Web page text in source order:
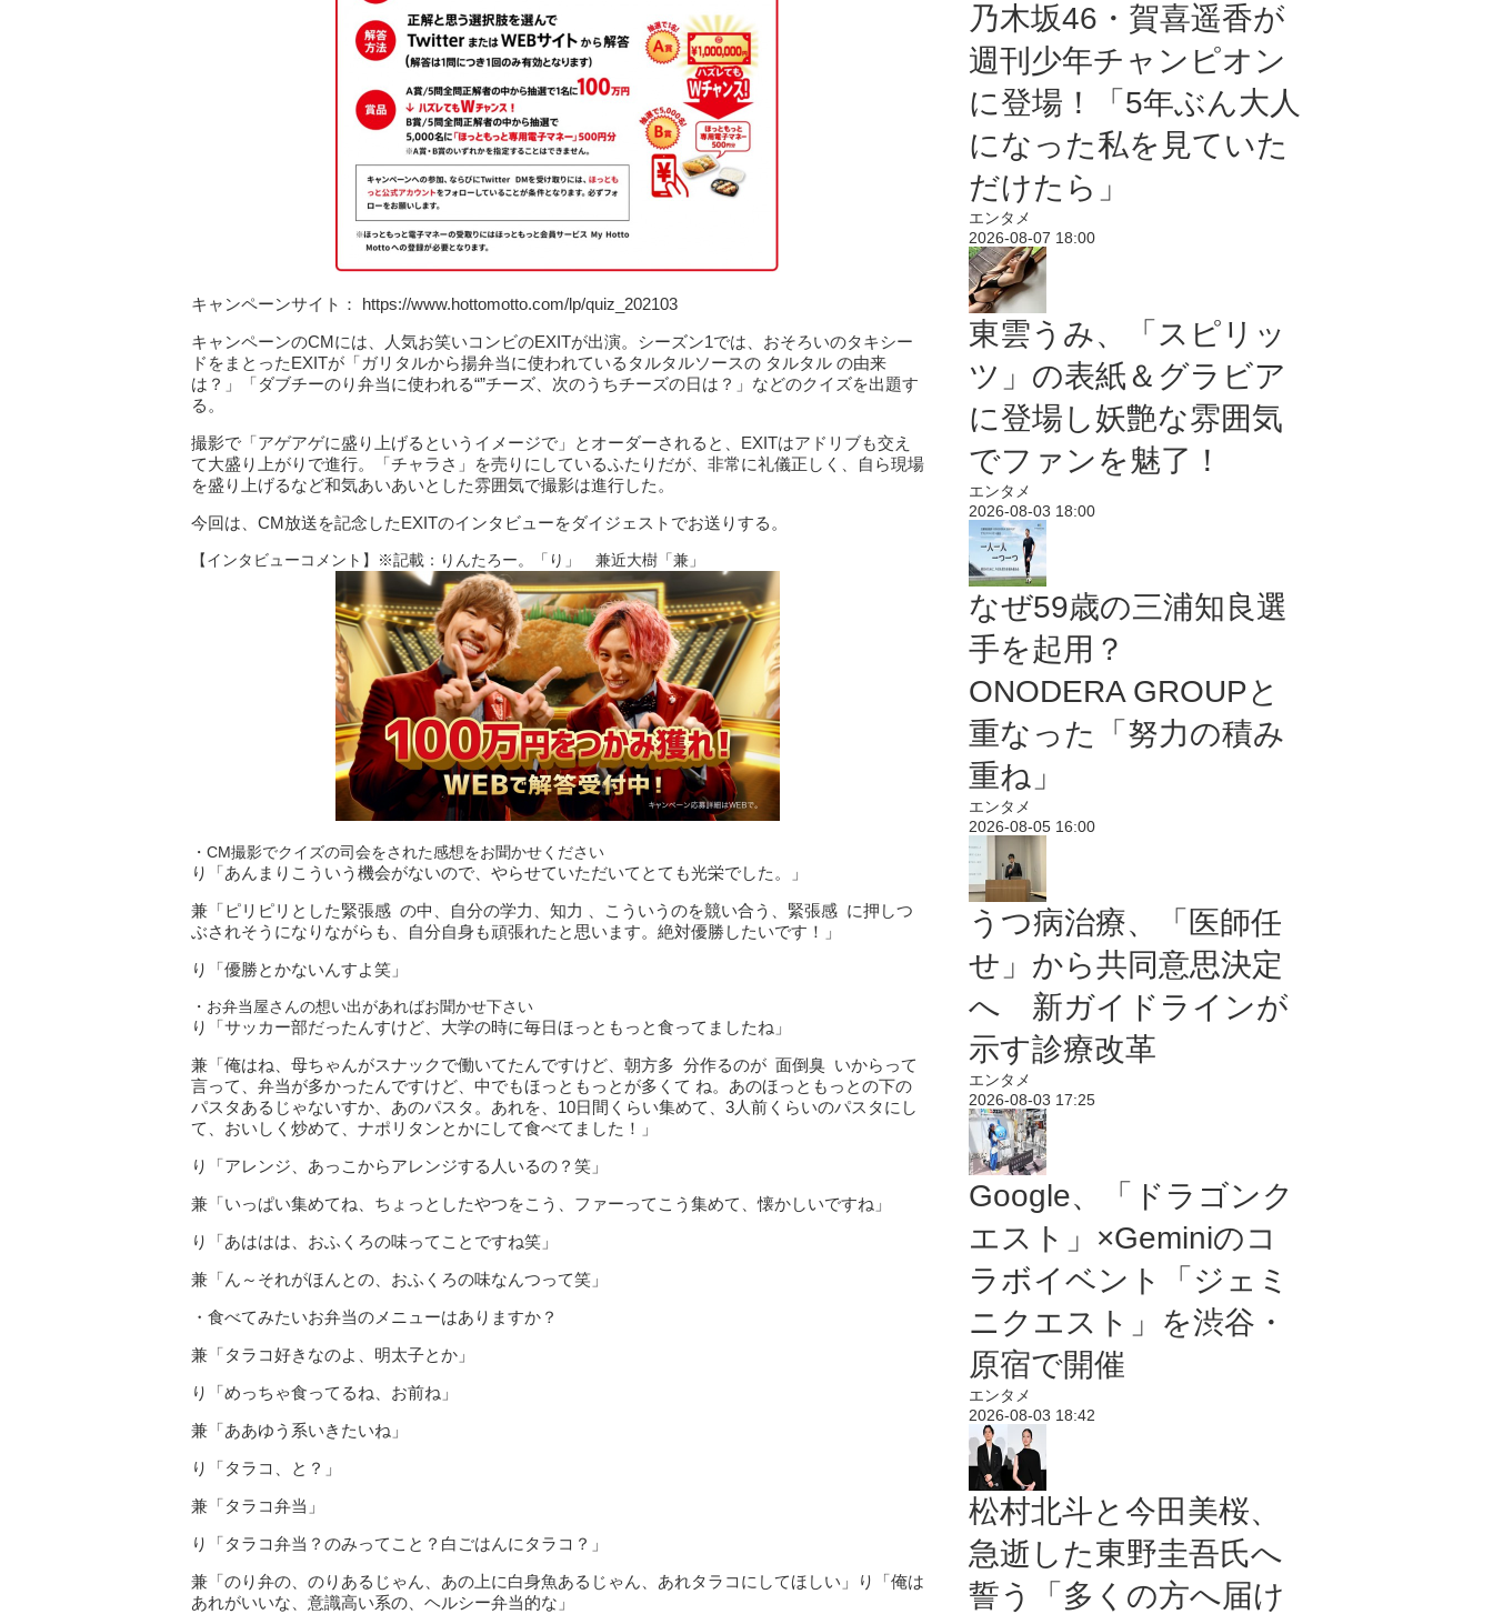
キャンペーンサイト： https://www.hottomotto.com/lp/quiz_202103
キャンペーンのCMには、人気お笑いコンビのEXITが出演。シーズン1では、おそろいのタキシー
ドをまとったEXITが「ガリタルから揚弁当に使われているタルタルソースの タルタル の由来
は？」「ダブチーのり弁当に使われる“”チーズ、次のうちチーズの日は？」などのクイズを出題す
る。
撮影で「アゲアゲに盛り上げるというイメージで」とオーダーされると、EXITはアドリブも交え
て大盛り上がりで進行。「チャラさ」を売りにしているふたりだが、非常に礼儀正しく、自ら現場
を盛り上げるなど和気あいあいとした雰囲気で撮影は進行した。
今回は、CM放送を記念したEXITのインタビューをダイジェストでお送りする。
【インタビューコメント】※記載：りんたろー。「り」 兼近大樹「兼」
・CM撮影でクイズの司会をされた感想をお聞かせください
り「あんまりこういう機会がないので、やらせていただいてとても光栄でした。」
兼「ピリピリとした緊張感 の中、自分の学力、知力 、こういうのを競い合う、緊張感 に押しつ
ぶされそうになりながらも、自分自身も頑張れたと思います。絶対優勝したいです！」
り「優勝とかないんすよ笑」
・お弁当屋さんの想い出があればお聞かせ下さい
り「サッカー部だったんすけど、大学の時に毎日ほっともっと食ってましたね」
兼「俺はね、母ちゃんがスナックで働いてたんですけど、朝方多 分作るのが 面倒臭 いからって
言って、弁当が多かったんですけど、中でもほっともっとが多くて ね。あのほっともっとの下の
パスタあるじゃないすか、あのパスタ。あれを、10日間くらい集めて、3人前くらいのパスタにし
て、おいしく炒めて、ナポリタンとかにして食べてました！」
り「アレンジ、あっこからアレンジする人いるの？笑」
兼「いっぱい集めてね、ちょっとしたやつをこう、ファーってこう集めて、懐かしいですね」
り「あははは、おふくろの味ってことですね笑」
兼「ん～それがほんとの、おふくろの味なんつって笑」
・食べてみたいお弁当のメニューはありますか？
兼「タラコ好きなのよ、明太子とか」
り「めっちゃ食ってるね、お前ね」
兼「ああゆう系いきたいね」
り「タラコ、と？」
兼「タラコ弁当」
り「タラコ弁当？のみってこと？白ごはんにタラコ？」
兼「のり弁の、のりあるじゃん、あの上に白身魚あるじゃん、あれタラコにしてほしい」り「俺は
あれがいいな、意識高い系の、ヘルシー弁当的な」
乃木坂46・賀喜遥香が
週刊少年チャンピオン
に登場！「5年ぶん大人
になった私を見ていた
だけたら」
エンタメ
2026-08-07 18:00
東雲うみ、「スピリッ
ツ」の表紙＆グラビア
に登場し妖艶な雰囲気
でファンを魅了！
エンタメ
2026-08-03 18:00
なぜ59歳の三浦知良選
手を起用？
ONODERA GROUPと
重なった「努力の積み
重ね」
エンタメ
2026-08-05 16:00
うつ病治療、「医師任
せ」から共同意思決定
へ 新ガイドラインが
示す診療改革
エンタメ
2026-08-03 17:25
Google、「ドラゴンク
エスト」×Geminiのコ
ラボイベント「ジェミ
ニクエスト」を渋谷・
原宿で開催
エンタメ
2026-08-03 18:42
松村北斗と今田美桜、
急逝した東野圭吾氏へ
誓う「多くの方へ届け